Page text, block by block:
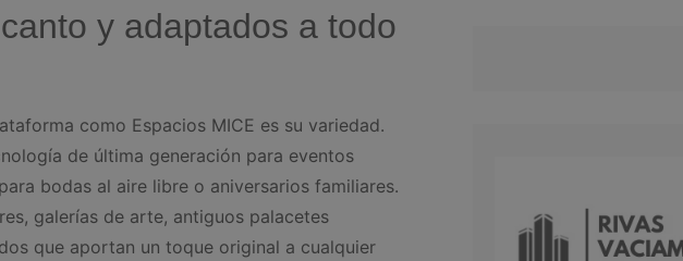
y adaptados a todo
como Espacios MICE es su variedad.
de última generación para eventos
bodas al aire libre o aniversarios familiares.
galerías de arte, antiguos palacetes
que aportan un toque original a cualquier